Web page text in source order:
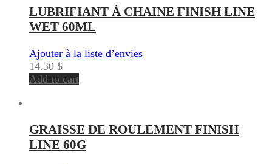
LUBRIFIANT À CHAINE FINISH LINE
WET 60ML
Ajouter à la liste d’envies
14.30 $
Add to cart
GRAISSE DE ROULEMENT FINISH
LINE 60G